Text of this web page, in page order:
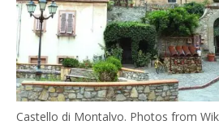
Castello di Montalvo. Photos from